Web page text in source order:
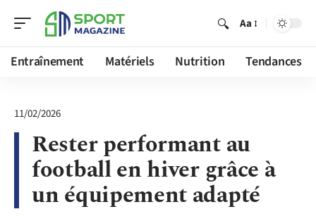
Aa
Entraînement Matériels Nutrition Tendances
11/02/2026
Rester performant au
football en hiver grâce à
un équipement adapté